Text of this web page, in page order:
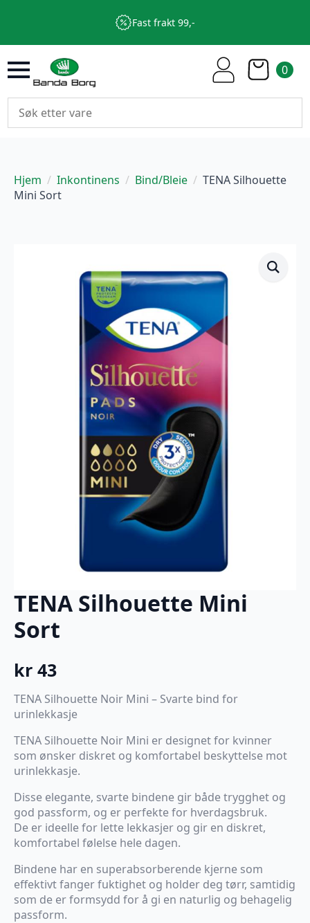
Fast frakt 99,-
0
Hjem Inkontinens Bind/Bleie
TENA Silhouette
Mini Sort
TENA Silhouette Mini
Sort
kr 43
TENA Silhouette Noir Mini – Svarte bind for
urinlekkasje
TENA Silhouette Noir Mini er designet for kvinner
som ønsker diskret og komfortabel beskyttelse mot
urinlekkasje.
Disse elegante, svarte bindene gir både trygghet og
god passform, og er perfekte for hverdagsbruk.
De er ideelle for lette lekkasjer og gir en diskret,
komfortabel følelse hele dagen.
Bindene har en superabsorberende kjerne som
effektivt fanger fuktighet og holder deg tørr, samtidig
som de er formsydd for å gi en naturlig og behagelig
passform.